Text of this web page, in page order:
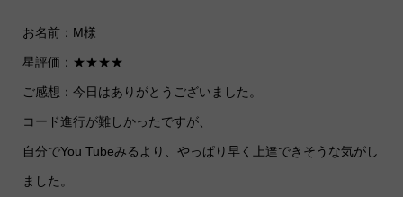
お名前：M様
星評価：★★★★
ご感想：今日はありがとうございました。
コード進行が難しかったですが、
自分でYou Tubeみるより、やっぱり早く上達できそうな気がし
ました。